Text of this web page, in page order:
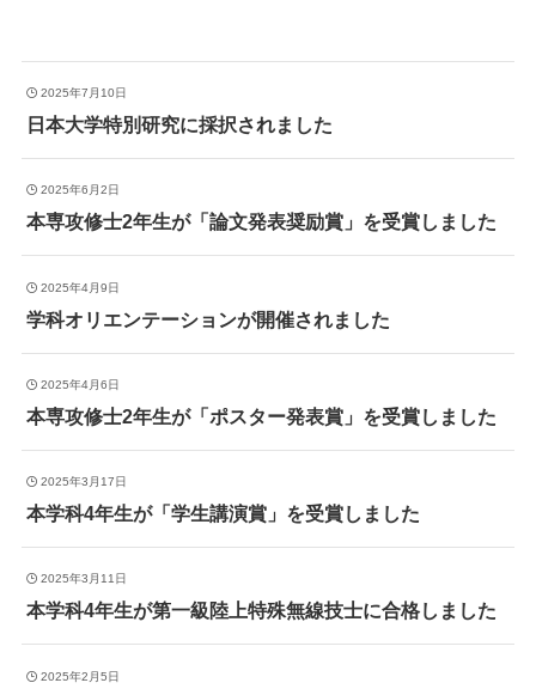
2025年7月10日
日本大学特別研究に採択されました
2025年6月2日
本専攻修士2年生が「論文発表奨励賞」を受賞しました
2025年4月9日
学科オリエンテーションが開催されました
2025年4月6日
本専攻修士2年生が「ポスター発表賞」を受賞しました
2025年3月17日
本学科4年生が「学生講演賞」を受賞しました
2025年3月11日
本学科4年生が第一級陸上特殊無線技士に合格しました
2025年2月5日